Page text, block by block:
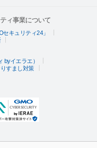
ィ事業について
キュリティ24」
byイエラエ）
すまし対策